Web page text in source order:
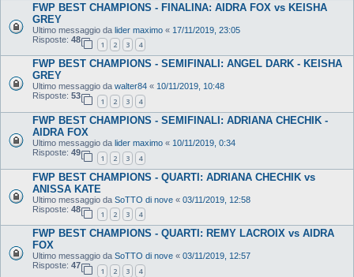
FWP BEST CHAMPIONS - FINALINA: AIDRA FOX vs KEISHA
GREY
Ultimo messaggio da lider maximo « 17/11/2019, 23:05
Risposte: 48
1 2 3 4
FWP BEST CHAMPIONS - SEMIFINALI: ANGEL DARK - KEISHA
GREY
Ultimo messaggio da walter84 « 10/11/2019, 10:48
Risposte: 53
1 2 3 4
FWP BEST CHAMPIONS - SEMIFINALI: ADRIANA CHECHIK -
AIDRA FOX
Ultimo messaggio da lider maximo « 10/11/2019, 0:34
Risposte: 49
1 2 3 4
FWP BEST CHAMPIONS - QUARTI: ADRIANA CHECHIK vs
ANISSA KATE
Ultimo messaggio da SoTTO di nove « 03/11/2019, 12:58
Risposte: 48
1 2 3 4
FWP BEST CHAMPIONS - QUARTI: REMY LACROIX vs AIDRA
FOX
Ultimo messaggio da SoTTO di nove « 03/11/2019, 12:57
Risposte: 47
1 2 3 4